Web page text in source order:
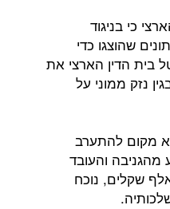
כי בניגוד
שהוצגו כדי
בית הדין הארצי את
נזק ממוני על
מקום להתערב
מהגניבה והעובד
לשלם פיצוי בסכום של 50 אלף שקלים, נוכח